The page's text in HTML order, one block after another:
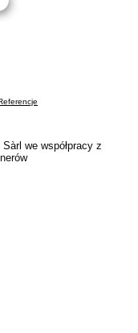
we współpracy z